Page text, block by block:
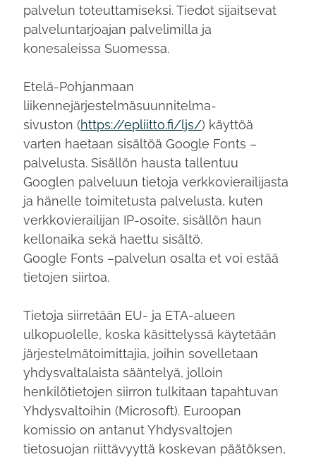
palvelun toteuttamiseksi. Tiedot sijaitsevat
palveluntarjoajan palvelimilla ja
konesaleissa Suomessa.
Etelä-Pohjanmaan
liikennejärjestelmäsuunnitelma-
sivuston (https://epliitto.fi/ljs/) käyttöä
varten haetaan sisältöä Google Fonts –
palvelusta. Sisällön hausta tallentuu
Googlen palveluun tietoja verkkovierailijasta
ja hänelle toimitetusta palvelusta, kuten
verkkovierailijan IP-osoite, sisällön haun
kellonaika sekä haettu sisältö.
Google Fonts –palvelun osalta et voi estää
tietojen siirtoa.
Tietoja siirretään EU- ja ETA-alueen
ulkopuolelle, koska käsittelyssä käytetään
järjestelmätoimittajia, joihin sovelletaan
yhdysvaltalaista sääntelyä, jolloin
henkilötietojen siirron tulkitaan tapahtuvan
Yhdysvaltoihin (Microsoft). Euroopan
komissio on antanut Yhdysvaltojen
tietosuojan riittävyyttä koskevan päätöksen,